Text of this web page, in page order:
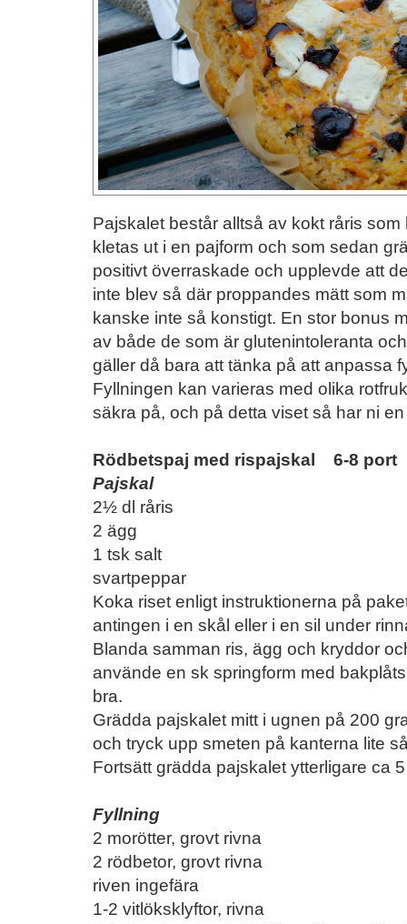
Pajskalet består alltså av kokt råris
kletas ut i en pajform och som sedan
positivt överraskade och upplevde att
inte blev så där proppandes mätt som
kanske inte så konstigt. En stor bonus
av både de som är glutenintoleranta
gäller då bara att tänka på att anpassa
Fyllningen kan varieras med olika
säkra på, och på detta viset så har ni
Rödbetspaj med rispajskal 6-8 port
Pajskal
2½ dl råris
2 ägg
1 tsk salt
svartpeppar
Koka riset enligt instruktionerna på
antingen i en skål eller i en sil under
Blanda samman ris, ägg och kryddor
använde en sk springform med
bra.
Grädda pajskalet mitt i ugnen på 200
och tryck upp smeten på kanterna lite
Fortsätt grädda pajskalet ytterligare ca
Fyllning
2 morötter, grovt rivna
2 rödbetor, grovt rivna
riven ingefära
1-2 vitlöksklyftor, rivna